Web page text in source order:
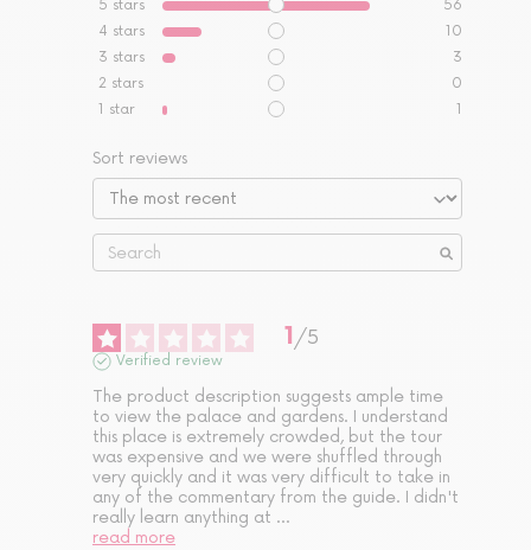
5 stars
56
4 stars
10
3 stars
3
2 stars
0
1 star 1
Sort reviews
1 /5
Verified review
The product description suggests ample time
to view the palace and gardens. I understand
this place is extremely crowded, but the tour
was expensive and we were shuffled through
very quickly and it was very difficult to take in
any of the commentary from the guide. I didn't
really learn anything at ...
read more